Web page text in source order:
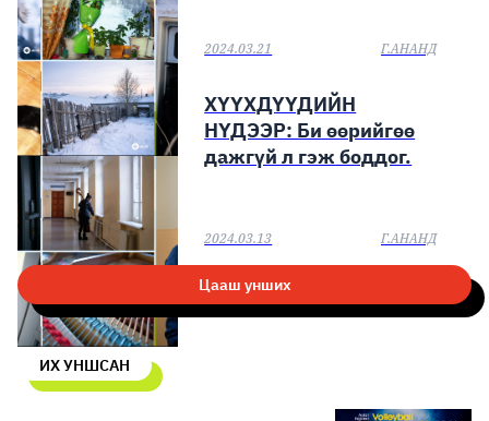
2024.03.21 Г.АНАНД
ХҮҮХДҮҮДИЙН
НҮДЭЭР: Би өөрийгөө
дажгүй л гэж боддог.
2024.03.13 Г.АНАНД
Цааш унших
ИХ УНШСАН